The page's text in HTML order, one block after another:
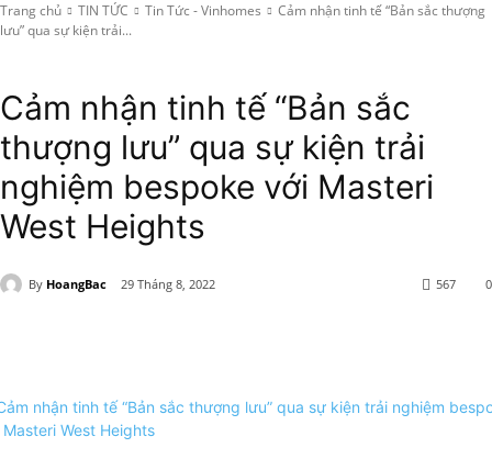
Trang chủ TIN TỨC Tin Tức - Vinhomes
Cảm nhận tinh tế “Bản sắc thượng
lưu” qua sự kiện trải...
Cảm nhận tinh tế “Bản sắc
thượng lưu” qua sự kiện trải
nghiệm bespoke với Masteri
West Heights
By HoangBac 29 Tháng 8, 2022 0
567